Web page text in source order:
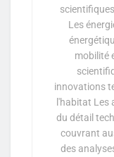
Les
mobilité
innovations
l'habitat Les
du détail
couvrant
des